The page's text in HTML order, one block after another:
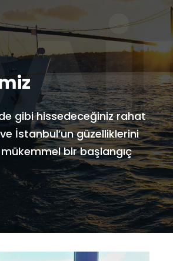
gibi hissedeceğiniz rahat
İstanbul’un güzelliklerini
bir başlangıç